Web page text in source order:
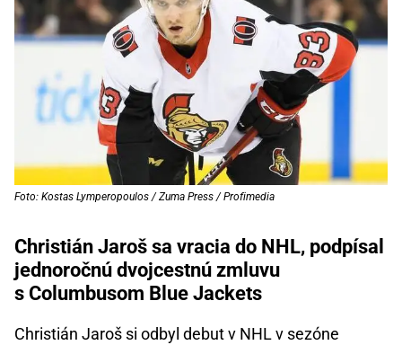
Foto: Kostas Lymperopoulos / Zuma Press / Profimedia
Christián Jaroš sa vracia do NHL, podpísal
jednoročnú dvojcestnú zmluvu
s Columbusom Blue Jackets
Christián Jaroš si odbyl debut v NHL v sezóne